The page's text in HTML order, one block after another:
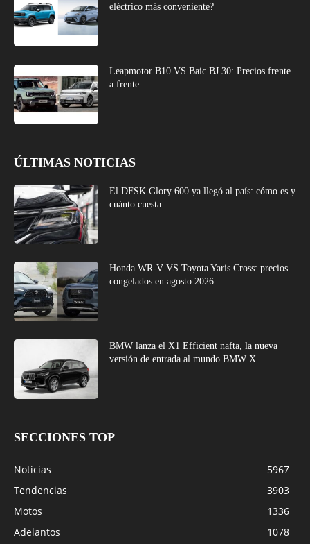
eléctrico más conveniente?
Leapmotor B10 VS Baic BJ 30: Precios frente
a frente
ÚLTIMAS NOTICIAS
El DFSK Glory 600 ya llegó al país: cómo es y
cuánto cuesta
Honda WR-V VS Toyota Yaris Cross: precios
congelados en agosto 2026
BMW lanza el X1 Efficient nafta, la nueva
versión de entrada al mundo BMW X
SECCIONES TOP
Noticias
5967
Tendencias
3903
Motos
1336
Adelantos
1078